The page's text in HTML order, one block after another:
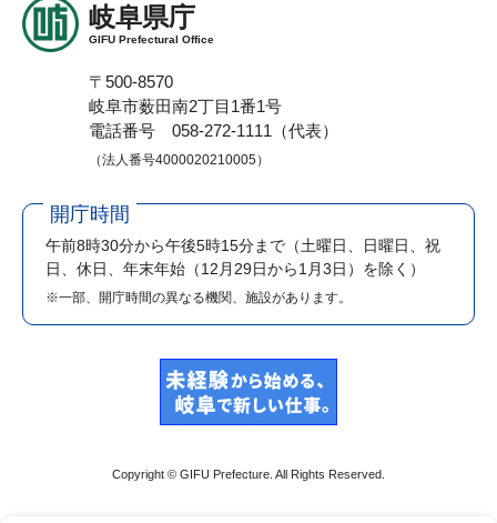
岐阜県庁
GIFU Prefectural Office
〒500-8570
岐阜市薮田南2丁目1番1号
電話番号 058-272-1111（代表）
（法人番号4000020210005）
開庁時間
午前8時30分から午後5時15分まで （土曜日、日曜日、祝
日、休日、年末年始（12月29日から1月3日）を除く）
※一部、開庁時間の異なる機関、施設があります。
Copyright © GIFU Prefecture. All Rights Reserved.